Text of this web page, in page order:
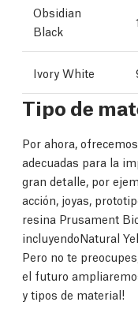
Obsidian
Black
Ivory White
Tipo de
Por ahora,
adecuadas para la
gran detalle, por
acción, joyas,
resina Prusament
incluyendoNatural
Pero no te
el futuro
y tipos de material!